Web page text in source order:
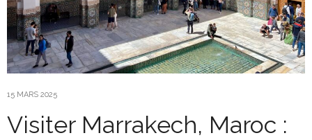
15 MARS 2025
Visiter Marrakech, Maroc :